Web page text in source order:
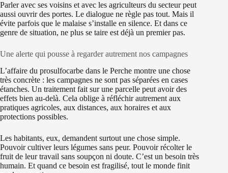
Parler avec ses voisins et avec les agriculteurs du secteur peut
aussi ouvrir des portes. Le dialogue ne règle pas tout. Mais il
évite parfois que le malaise s’installe en silence. Et dans ce
genre de situation, ne plus se taire est déjà un premier pas.
Une alerte qui pousse à regarder autrement nos campagnes
L’affaire du prosulfocarbe dans le Perche montre une chose
très concrète : les campagnes ne sont pas séparées en cases
étanches. Un traitement fait sur une parcelle peut avoir des
effets bien au-delà. Cela oblige à réfléchir autrement aux
pratiques agricoles, aux distances, aux horaires et aux
protections possibles.
Les habitants, eux, demandent surtout une chose simple.
Pouvoir cultiver leurs légumes sans peur. Pouvoir récolter le
fruit de leur travail sans soupçon ni doute. C’est un besoin très
humain. Et quand ce besoin est fragilisé, tout le monde finit